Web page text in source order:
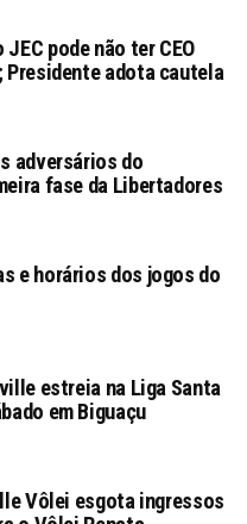
JEC pode não ter CEO
Presidente adota cautela
adversários do
fase da Libertadores
e horários dos jogos do
estreia na Liga Santa
em Biguaçu
Vôlei esgota ingressos